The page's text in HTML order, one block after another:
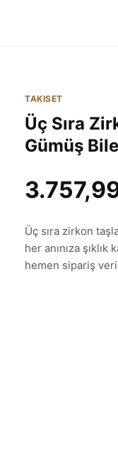
TAKISET
Üç Sıra
Gümüş
Üç sıra zirkon
her anınıza
hemen sipariş